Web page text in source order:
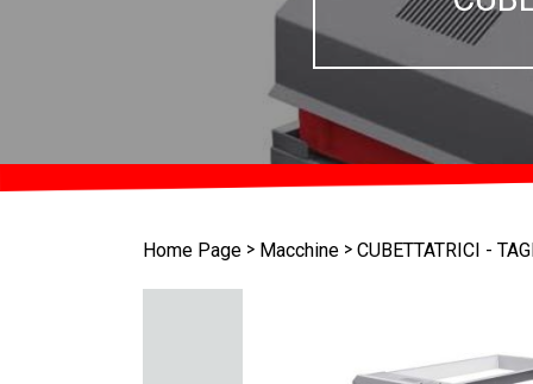
Home Page > Macchine > CUBETTATRICI -